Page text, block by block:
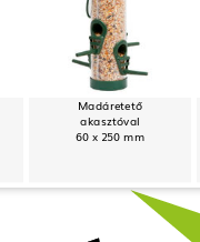
Madáretető
akasztóval
60 x 250 mm